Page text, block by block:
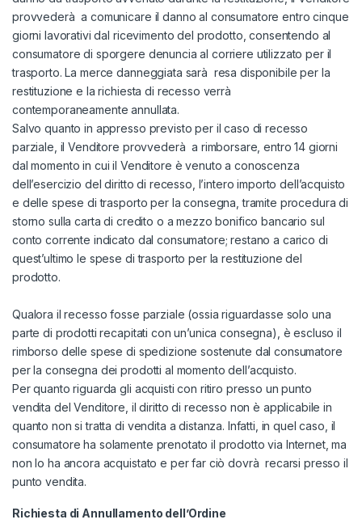
provvederà a comunicare il danno al consumatore entro cinque
giorni lavorativi dal ricevimento del prodotto, consentendo al
consumatore di sporgere denuncia al corriere utilizzato per il
trasporto. La merce danneggiata sarà resa disponibile per la
restituzione e la richiesta di recesso verrà
contemporaneamente annullata.
Salvo quanto in appresso previsto per il caso di recesso
parziale, il Venditore provvederà a rimborsare, entro 14 giorni
dal momento in cui il Venditore è venuto a conoscenza
dell’esercizio del diritto di recesso, l’intero importo dell’acquisto
e delle spese di trasporto per la consegna, tramite procedura di
storno sulla carta di credito o a mezzo bonifico bancario sul
conto corrente indicato dal consumatore; restano a carico di
quest’ultimo le spese di trasporto per la restituzione del
prodotto.
Qualora il recesso fosse parziale (ossia riguardasse solo una
parte di prodotti recapitati con un’unica consegna), è escluso il
rimborso delle spese di spedizione sostenute dal consumatore
per la consegna dei prodotti al momento dell’acquisto.
Per quanto riguarda gli acquisti con ritiro presso un punto
vendita del Venditore, il diritto di recesso non è applicabile in
quanto non si tratta di vendita a distanza. Infatti, in quel caso, il
consumatore ha solamente prenotato il prodotto via Internet, ma
non lo ha ancora acquistato e per far ciò dovrà recarsi presso il
punto vendita.
Richiesta di Annullamento dell’Ordine